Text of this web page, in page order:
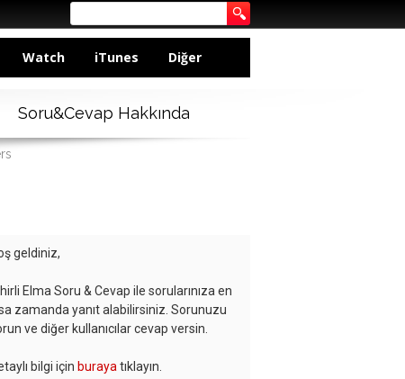
Watch iTunes Diğer
Soru&Cevap Hakkında
geldiniz,
Elma Soru & Cevap ile sorularınıza en
zamanda yanıt alabilirsiniz. Sorunuzu
ve diğer kullanıcılar cevap versin.
bilgi için buraya tıklayın.